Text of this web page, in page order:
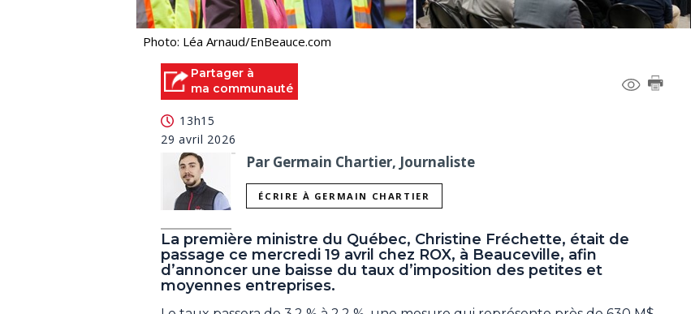
Photo: Léa Arnaud/EnBeauce.com
Partager à
ma communauté
13h15
29 avril 2026
Par Germain Chartier, Journaliste
ÉCRIRE À GERMAIN CHARTIER
La première ministre du Québec, Christine Fréchette, était de
passage ce mercredi 19 avril chez ROX, à Beauceville, afin
d’annoncer une baisse du taux d’imposition des petites et
moyennes entreprises.